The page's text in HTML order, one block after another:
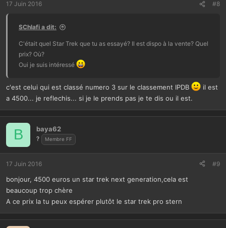
des fois, même une petite panne soi disante mineure et ne gênant
pas le jeu, peut s'avérer bien chiante et délicate à réparer. Après il y
a une multitude de précautions à prendre pour checker un flip, mais
en cherchant un peu sur les fofos, tu trouveras vite la liste de ces
Parfois avec un budget de 1000 E on peut déjà se faire plaisir avec
de bons ptis flips, boudé par la communauté, souvent basé sur des
Bonnes recherches.
t
17 Juin 2016 #8
SChlafi a dit:
C'était quel Star Trek que tu as essayé? Il est dispo à la vente? Quel
prix? Où?
Oui je suis intéressé
c'est celui qui est classé numero 3 sur le classement IPDB
il est
a 4500... je reflechis... si je le prends pas je te dis ou il est.
B baya62
? Membre FF
17 Juin 2016 #9
bonjour, 4500 euros un star trek next generation,cela est
beaucoup trop chère
A ce prix la tu peux espérer plutôt le star trek pro stern